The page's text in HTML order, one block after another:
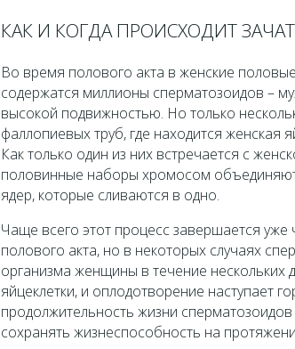
КАК И КОГДА ПРОИСХОДИТ
Во время полового акта в женские
содержатся миллионы сперматозоидов –
высокой подвижностью. Но только
фаллопиевых труб, где находится женская
Как только один из них встречается с
половинные наборы хромосом
ядер, которые сливаются в одно.
Чаще всего этот процесс завершается
полового акта, но в некоторых случаях
организма женщины в течение нескольких
яйцеклетки, и оплодотворение наступает
продолжительность жизни
сохранять жизнеспособность на